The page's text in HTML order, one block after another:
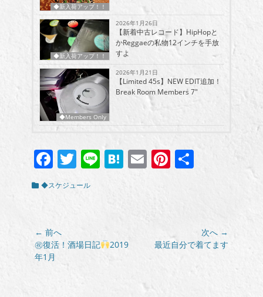
◆新入荷アップ！！
◆新入荷アップ！！
2026年1月26日
【新着中古レコード】HipHopと
かReggaeの私物12インチを手放
すよ
◆Members Only
2026年1月21日
【Limited 45s】NEW EDIT追加！
Break Room Members 7″
Facebook
Twitter
LineHatena
EmailPinterest
カ ◆スケジュール
投
稿
ナ
← 前へ
前
の
㊗︎復活！酒場日記
2019
年1月
次へ →
最近自分で着てます